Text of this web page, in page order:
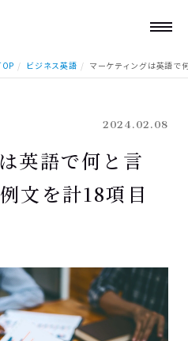
ビジネス英語 マーケティングは英語で
2024.02.08
英語で何と言
文を計18項目